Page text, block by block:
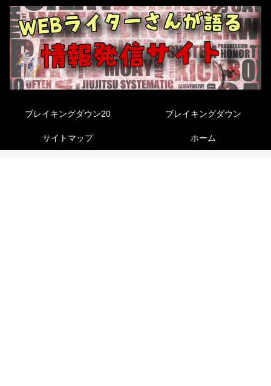
ブレイキングダウン20 ブレイキングダウン
サイトマップ ホーム